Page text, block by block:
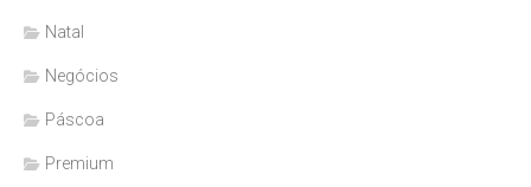
Natal
Negócios
Páscoa
Premium